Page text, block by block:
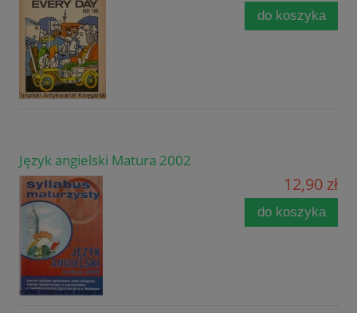
do koszyka
Język angielski Matura 2002
12,90 zł
do koszyka